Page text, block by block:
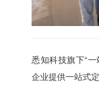
悉知科技旗下“
企业提供一站式